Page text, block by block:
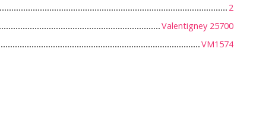
2
Valentigney 25700
VM1574